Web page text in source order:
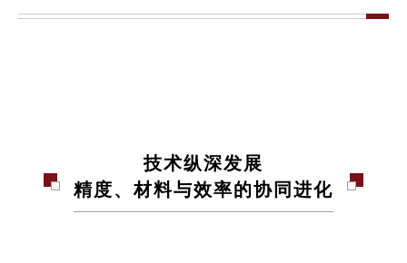
技术纵深发展
精度、材料与效率的协同进化